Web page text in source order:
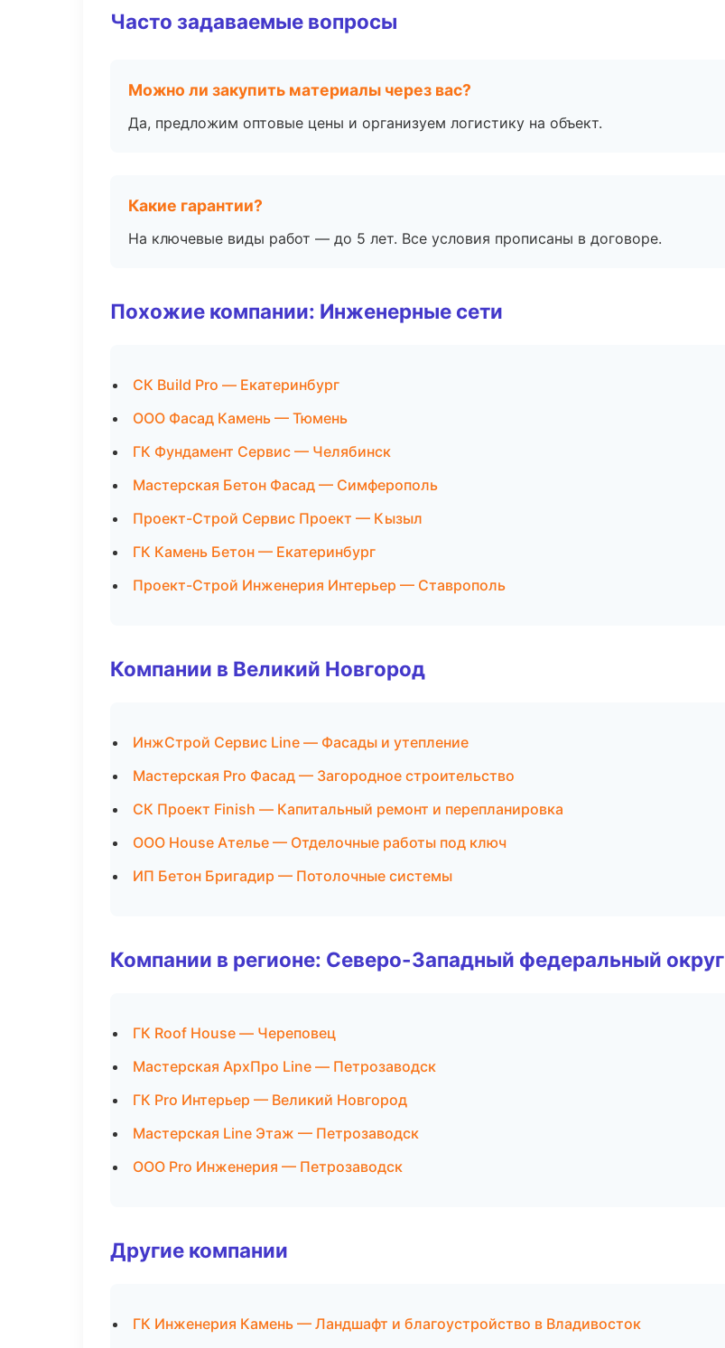
Часто задаваемые вопросы
Можно ли закупить материалы через вас?
Да, предложим оптовые цены и организуем логистику на объект.
Какие гарантии?
На ключевые виды работ — до 5 лет. Все условия прописаны в договоре.
Похожие компании: Инженерные сети
СК Build Pro — Екатеринбург
ООО Фасад Камень — Тюмень
ГК Фундамент Сервис — Челябинск
Мастерская Бетон Фасад — Симферополь
Проект-Строй Сервис Проект — Кызыл
ГК Камень Бетон — Екатеринбург
Проект-Строй Инженерия Интерьер — Ставрополь
Компании в Великий Новгород
ИнжСтрой Сервис Line — Фасады и утепление
Мастерская Pro Фасад — Загородное строительство
СК Проект Finish — Капитальный ремонт и перепланировка
ООО House Ателье — Отделочные работы под ключ
ИП Бетон Бригадир — Потолочные системы
Компании в регионе: Северо-Западный федеральный округ
ГК Roof House — Череповец
Мастерская АрхПро Line — Петрозаводск
ГК Pro Интерьер — Великий Новгород
Мастерская Line Этаж — Петрозаводск
ООО Pro Инженерия — Петрозаводск
Другие компании
ГК Инженерия Камень — Ландшафт и благоустройство в Владивосток